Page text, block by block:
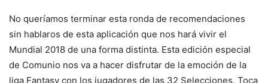
No queríamos terminar esta ronda de recomendaciones
sin hablaros de esta aplicación que nos hará vivir el
Mundial 2018 de una forma distinta. Esta edición especial
de Comunio nos va a hacer disfrutar de la emoción de la
liga Fantasy con los jugadores de las 32 Selecciones. Toca